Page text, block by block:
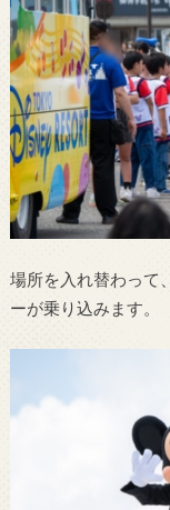
場所を入れ替わって
ーが乗り込みます。